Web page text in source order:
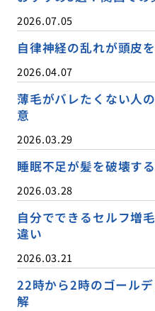
2026.07.05
自律神経の乱れが頭皮
2026.04.07
薄毛がバレたくない人
意
2026.03.29
睡眠不足が髪を破壊す
2026.03.28
自分でできるセルフ増
違い
2026.03.21
22時から2時のゴール
解